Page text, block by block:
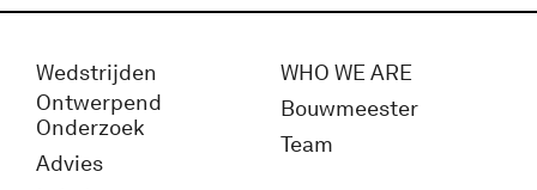
Wedstrijden
Ontwerpend
Onderzoek
Advies
WHO WE ARE
Bouwmeester
Team